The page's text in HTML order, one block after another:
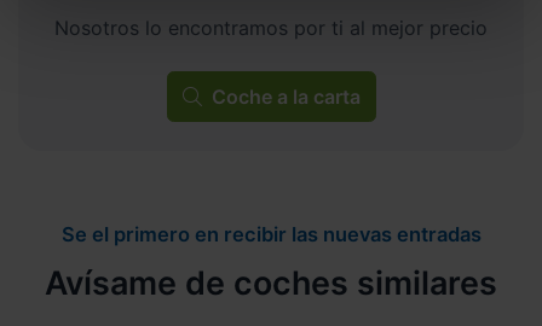
Nosotros lo encontramos por ti al mejor precio
Coche a la carta
Se el primero en recibir las nuevas entradas
Avísame de coches similares